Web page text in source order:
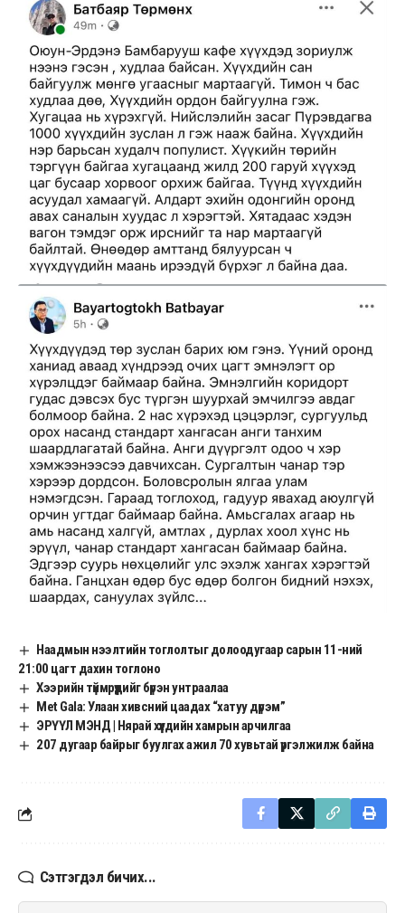
Наадмын нээлтийн тоглолтыг долоодугаар сарын 11-ний
21:00 цагт дахин тоглоно
Хээрийн түймрүүдийг бүрэн унтраалаа
Met Gala: Улаан хивсний цаадах “хатуу дүрэм”
ЭРҮҮЛ МЭНД | Нярай хүүхдийн хамрын арчилгаа
207 дугаар байрыг буулгах ажил 70 хувьтай үргэлжилж байна
Сэтгэгдэл бичих...